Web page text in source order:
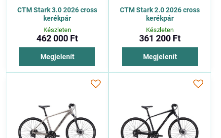
CTM Stark 3.0 2026 cross
kerékpár
Készleten
462 000 Ft
Megjelenít
CTM Stark 2.0 2026 cross
kerékpár
Készleten
361 200 Ft
Megjelenít